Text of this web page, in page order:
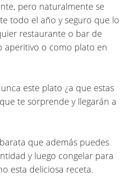
pero naturalmente se
todo el año y seguro que lo
restaurante o bar de
aperitivo o como plato en
este plato ¿a que estas
te sorprende y llegarán a
que además puedes
y luego congelar para
esta deliciosa receta.